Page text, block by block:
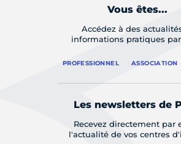
Vous êtes...
Accédez à des
informations pratiques
PROFESSIONNEL ASSOCIATION
Les newsletters de
Recevez directement par
l'actualité de vos centres